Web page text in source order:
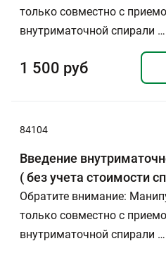
только совместно с
внутриматочной спирали …
1 500 руб
84104
Введение
( без учета стоимости
Обратите внимание:
только совместно с
внутриматочной спирали …